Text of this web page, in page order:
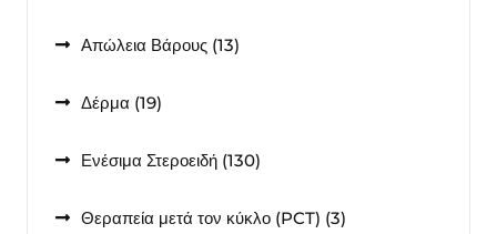
Απώλεια Βάρους 1313
Δέρμα 1919
Ενέσιμα Στεροειδή 130130
Θεραπεία μετά τον κύκλο (PCT) 33